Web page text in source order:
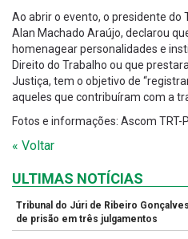
Ao abrir o evento, o presidente do
Alan Machado Araújo, declarou
homenagear personalidades e
Direito do Trabalho ou que
Justiça, tem o objetivo de
aqueles que contribuíram com a
Fotos e informações: Ascom TRT-PI
« Voltar
ULTIMAS NOTÍCIAS
Tribunal do Júri de Ribeiro
de prisão em três julgamentos